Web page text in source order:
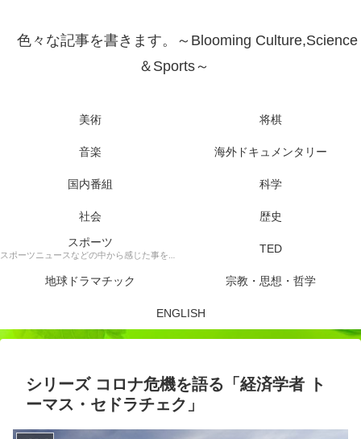
色々な記事を書きます。～Blooming Culture,Science
＆Sports～
美術 将棋
音楽 海外ドキュメンタリー
国内番組 科学
社会
歴史
スポーツ
スポーツニュースなどの中から感じた事を書きます。 TED
地球ドラマチック 宗教・思想・哲学
ENGLISH
シリーズ コロナ危機を語る「経済学者 ト
ーマス・セドラチェク」